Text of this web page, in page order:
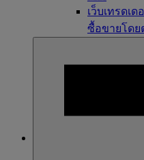
เว็บเทรดเด
ซื้อขายโดย